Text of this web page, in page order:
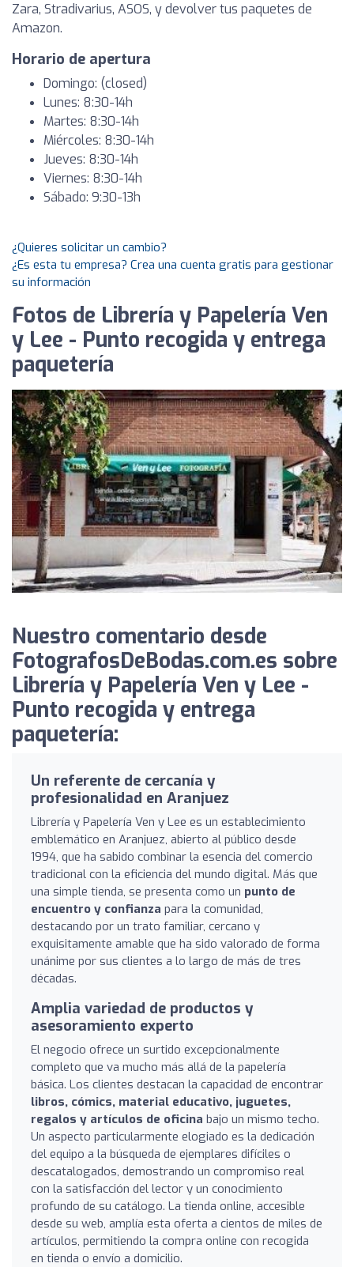
Zara, Stradivarius, ASOS, y devolver tus paquetes de
Amazon.
Horario de apertura
Domingo: (closed)
Lunes: 8:30-14h
Martes: 8:30-14h
Miércoles: 8:30-14h
Jueves: 8:30-14h
Viernes: 8:30-14h
Sábado: 9:30-13h
¿Quieres solicitar un cambio?
¿Es esta tu empresa? Crea una cuenta gratis para gestionar
su información
Fotos de Librería y Papelería Ven
y Lee - Punto recogida y entrega
paquetería
Nuestro comentario desde
FotografosDeBodas.com.es sobre
Librería y Papelería Ven y Lee -
Punto recogida y entrega
paquetería:
Un referente de cercanía y
profesionalidad en Aranjuez
Librería y Papelería Ven y Lee es un establecimiento
emblemático en Aranjuez, abierto al público desde
1994, que ha sabido combinar la esencia del comercio
tradicional con la eficiencia del mundo digital. Más que
una simple tienda, se presenta como un punto de
encuentro y confianza para la comunidad,
destacando por un trato familiar, cercano y
exquisitamente amable que ha sido valorado de forma
unánime por sus clientes a lo largo de más de tres
décadas.
Amplia variedad de productos y
asesoramiento experto
El negocio ofrece un surtido excepcionalmente
completo que va mucho más allá de la papelería
básica. Los clientes destacan la capacidad de encontrar
libros, cómics, material educativo, juguetes,
regalos y artículos de oficina bajo un mismo techo.
Un aspecto particularmente elogiado es la dedicación
del equipo a la búsqueda de ejemplares difíciles o
descatalogados, demostrando un compromiso real
con la satisfacción del lector y un conocimiento
profundo de su catálogo. La tienda online, accesible
desde su web, amplía esta oferta a cientos de miles de
artículos, permitiendo la compra online con recogida
en tienda o envío a domicilio.